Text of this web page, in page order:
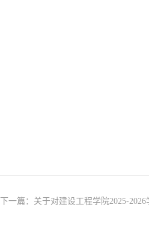
下一篇： 关于对建设工程学院2025-